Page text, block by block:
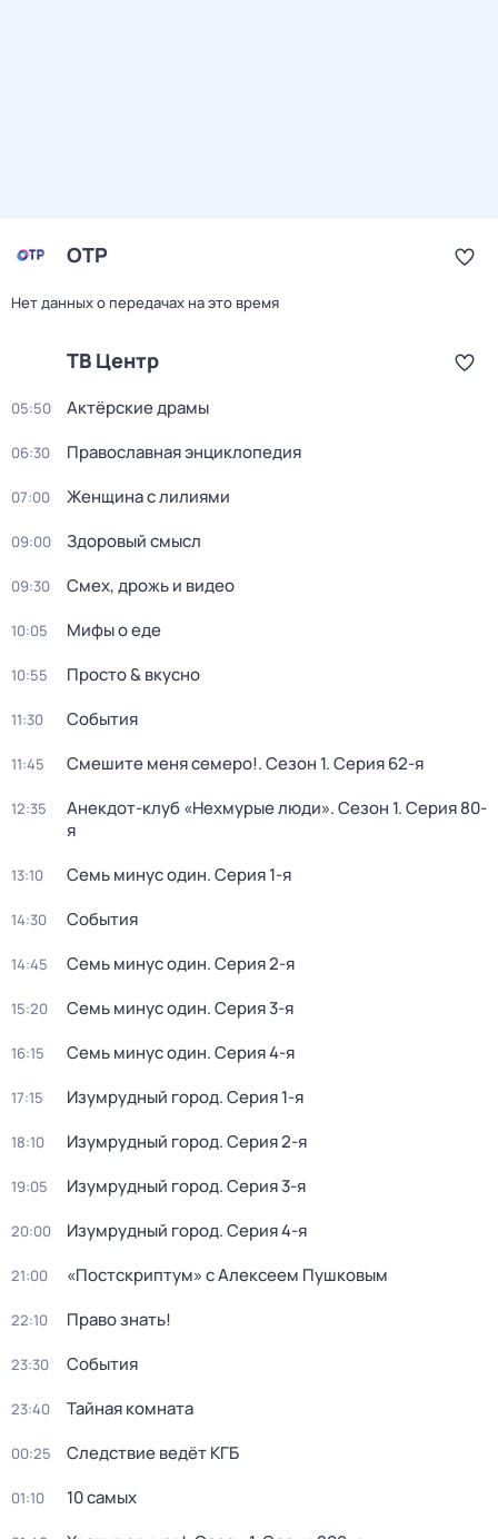
ОТР
Нет данных о передачах на это время
ТВ Центр
05:50 Актёрские драмы
06:30 Православная энциклопедия
07:00 Женщина с лилиями
09:00 Здоровый смысл
09:30 Смех, дрожь и видео
10:05 Мифы о еде
10:55 Просто & вкусно
11:30 События
11:45 Смешите меня семеро!. Сезон 1. Серия 62-я
12:35 Анекдот-клуб «Нехмурые люди». Сезон 1. Серия 80-
я
13:10 Семь минус один. Серия 1-я
14:30 События
14:45 Семь минус один. Серия 2-я
15:20 Семь минус один. Серия 3-я
16:15 Семь минус один. Серия 4-я
17:15 Изумрудный город. Серия 1-я
18:10 Изумрудный город. Серия 2-я
19:05 Изумрудный город. Серия 3-я
20:00 Изумрудный город. Серия 4-я
21:00 «Постскриптум» с Алексеем Пушковым
22:10 Право знать!
23:30 События
23:40 Тайная комната
00:25 Следствие ведёт КГБ
01:10 10 самых